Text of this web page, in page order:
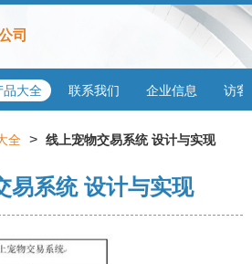
司
品大全 联系我们 企业信息 访客
全 > 线上宠物交易系统 设计与实现
易系统 设计与实现